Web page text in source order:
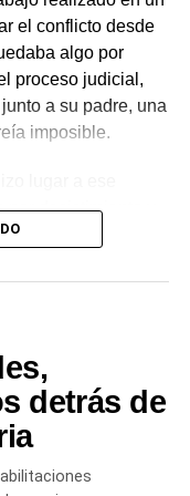
el conflicto desde
algo por
proceso judicial,
a su padre, una
imposible.
desistimiento y
La jueza consideró
solicitar la
la etapa inicial
presentada, se
dispusieron
la demanda
detrás de